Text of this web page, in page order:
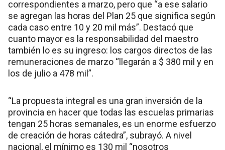
correspondientes a marzo, pero que “a ese salario
se agregan las horas del Plan 25 que significa según
cada caso entre 10 y 20 mil más”. Destacó que
cuanto mayor es la responsabilidad del maestro
también lo es su ingreso: los cargos directos de las
remuneraciones de marzo “llegarán a $ 380 mil y en
los de julio a 478 mil”.
“La propuesta integral es una gran inversión de la
provincia en hacer que todas las escuelas primarias
tengan 25 horas semanales, es un enorme esfuerzo
de creación de horas cátedra”, subrayó. A nivel
nacional, el mínimo es 130 mil “nosotros